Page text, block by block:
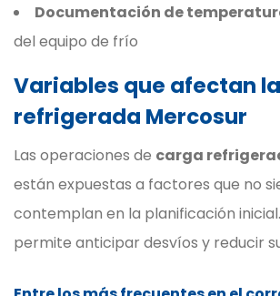
Documentación de
del equipo de frío
Variables que afectan
refrigerada Mercosur
Las operaciones de carga
están expuestas a factores que no
contemplan en la planificación
permite anticipar desvíos y reducir